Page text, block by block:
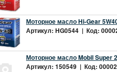
Моторное масло Hi-Gear
Артикул: HG0544 | Код:
Моторное масло Mobil Super
Артикул: 150549 | Код: